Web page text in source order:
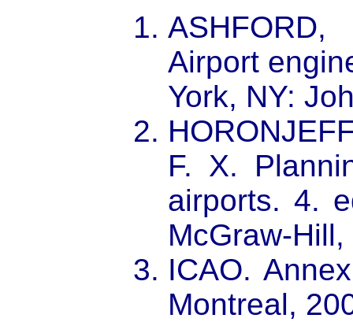
Airport
York, NY:
F. X.
airports. 4.
McGraw-
ICAO.
Montreal,